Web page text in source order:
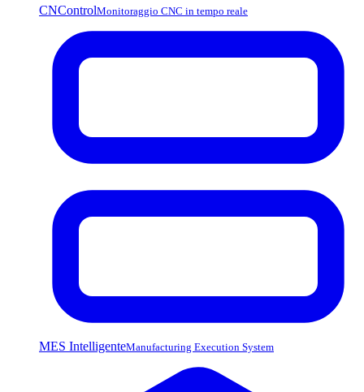
CNControlMonitoraggio CNC in tempo reale
MES IntelligenteManufacturing Execution System